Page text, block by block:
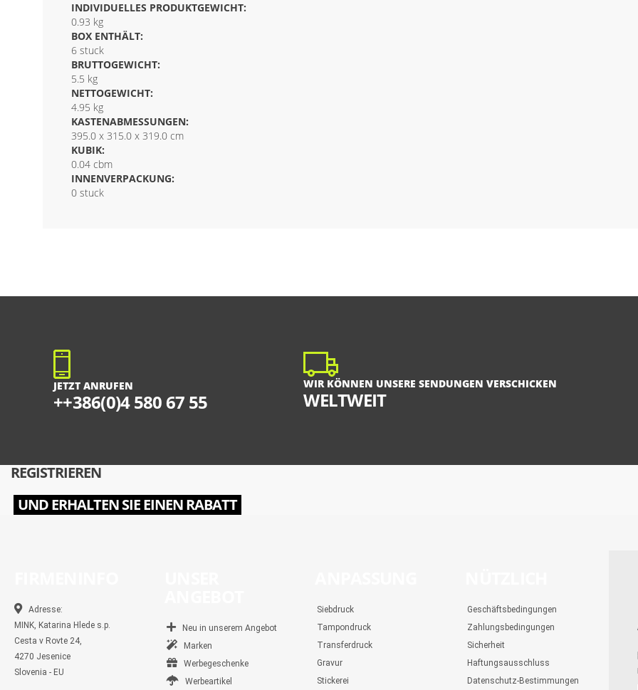
INDIVIDUELLES PRODUKTGEWICHT:
0.93 kg
BOX ENTHÄLT:
6 stuck
BRUTTOGEWICHT:
5.5 kg
NETTOGEWICHT:
4.95 kg
KASTENABMESSUNGEN:
395.0 x 315.0 x 319.0 cm
KUBIK:
0.04 cbm
INNENVERPACKUNG:
0 stuck
JETZT ANRUFEN
++386(0)4 580 67 55
WIR KÖNNEN UNSERE SENDUNGEN VERSCHICKEN
WELTWEIT
REGISTRIEREN
UND ERHALTEN SIE EINEN RABATT
Adresse:
MINK, Katarina Hlede s.p.
Cesta v Rovte 24,
4270 Jesenice
Slovenia - EU
Neu in unserem Angebot
Marken
Werbegeschenke
Werbeartikel
Siebdruck
Tampondruck
Transferdruck
Gravur
Stickerei
Geschäftsbedingungen
Zahlungsbedingungen
Sicherheit
Haftungsausschluss
Datenschutz-Bestimmungen